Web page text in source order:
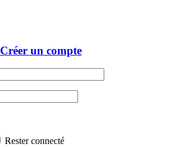
Créer un compte
Rester connecté